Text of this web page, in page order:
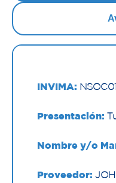
INVIMA:
Presentación:
Nombre y/o
Proveedor: